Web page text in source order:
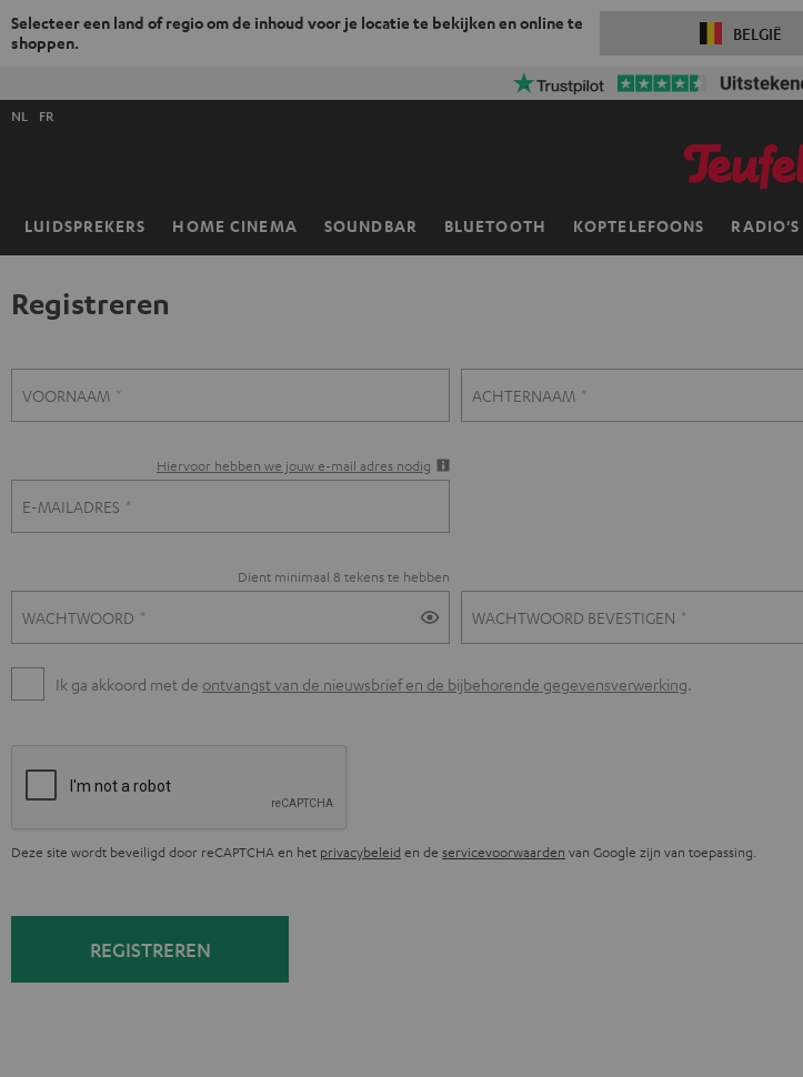
Selecteer een land of regio om de inhoud voor je locatie te bekijken en online te
shoppen.
BELGIË
LUIDSPREKERS HOME CINEMA SOUNDBAR BLUETOOTH KOPTELEFOONS RADIO'S
Selecteer
NL FR
Home
Registreren
R
g
s
t
e
r
e
VOORNAAM ACHTERNAAM
Hiervoor hebben we jouw e-mail adres nodig
E-MAILADRES
Dient minimaal 8 tekens te hebben
WACHTWOORD WACHTWOORD BEVESTIGEN
Ik ga akkoord met de ontvangst van de nieuwsbrief en de bijbehorende gegevensverwerking.
Deze site wordt beveiligd door reCAPTCHA en het privacybeleid en de servicevoorwaarden van Google zijn van toepassing.
REGISTREREN